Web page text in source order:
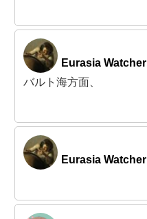
Eurasia Watcher
バルト海方面、
Eurasia Watcher